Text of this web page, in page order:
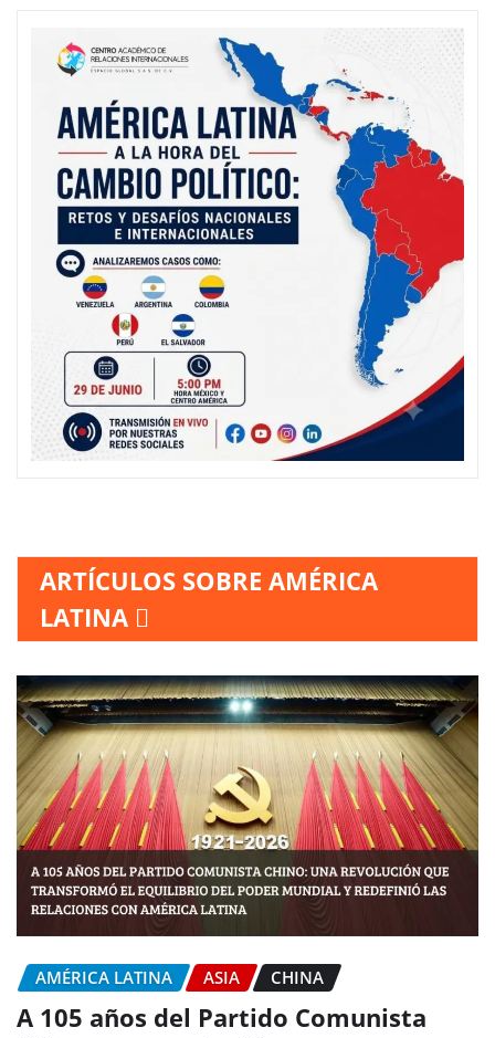
ARTÍCULOS SOBRE AMÉRICA
LATINA
AMÉRICA LATINA ASIA CHINA
A 105 años del Partido Comunista